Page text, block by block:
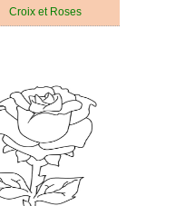
Croix et Roses